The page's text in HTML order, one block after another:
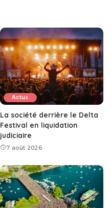
Actus
La société derrière le Delta
Festival en liquidation
judiciaire
7 août 2026